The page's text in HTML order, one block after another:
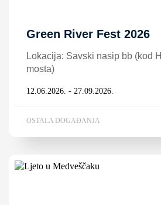
Green River Fest 2026
Lokacija: Savski nasip bb (kod
mosta)
12.06.2026. - 27.09.2026.
OSTALA DOGAĐANJA